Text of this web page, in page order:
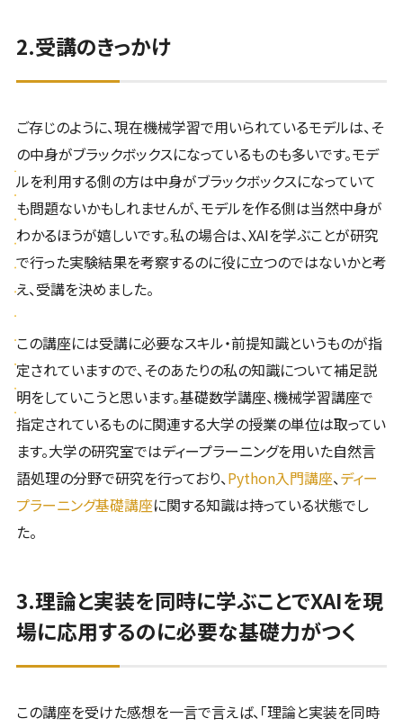
2.受講のきっかけ
ご存じのように、現在機械学習で用いられているモデルは、そ
の中身がブラックボックスになっているものも多いです。モデ
ルを利用する側の方は中身がブラックボックスになっていて
も問題ないかもしれませんが、モデルを作る側は当然中身が
わかるほうが嬉しいです。私の場合は、XAIを学ぶことが研究
で行った実験結果を考察するのに役に立つのではないかと考
え、受講を決めました。
この講座には受講に必要なスキル・前提知識というものが指
定されていますので、そのあたりの私の知識について補足説
明をしていこうと思います。基礎数学講座、機械学習講座で
指定されているものに関連する大学の授業の単位は取ってい
ます。大学の研究室ではディープラーニングを用いた自然言
語処理の分野で研究を行っており、Python入門講座、ディー
プラーニング基礎講座に関する知識は持っている状態でし
た。
3.理論と実装を同時に学ぶことでXAIを現
場に応用するのに必要な基礎力がつく
この講座を受けた感想を一言で言えば、「理論と実装を同時